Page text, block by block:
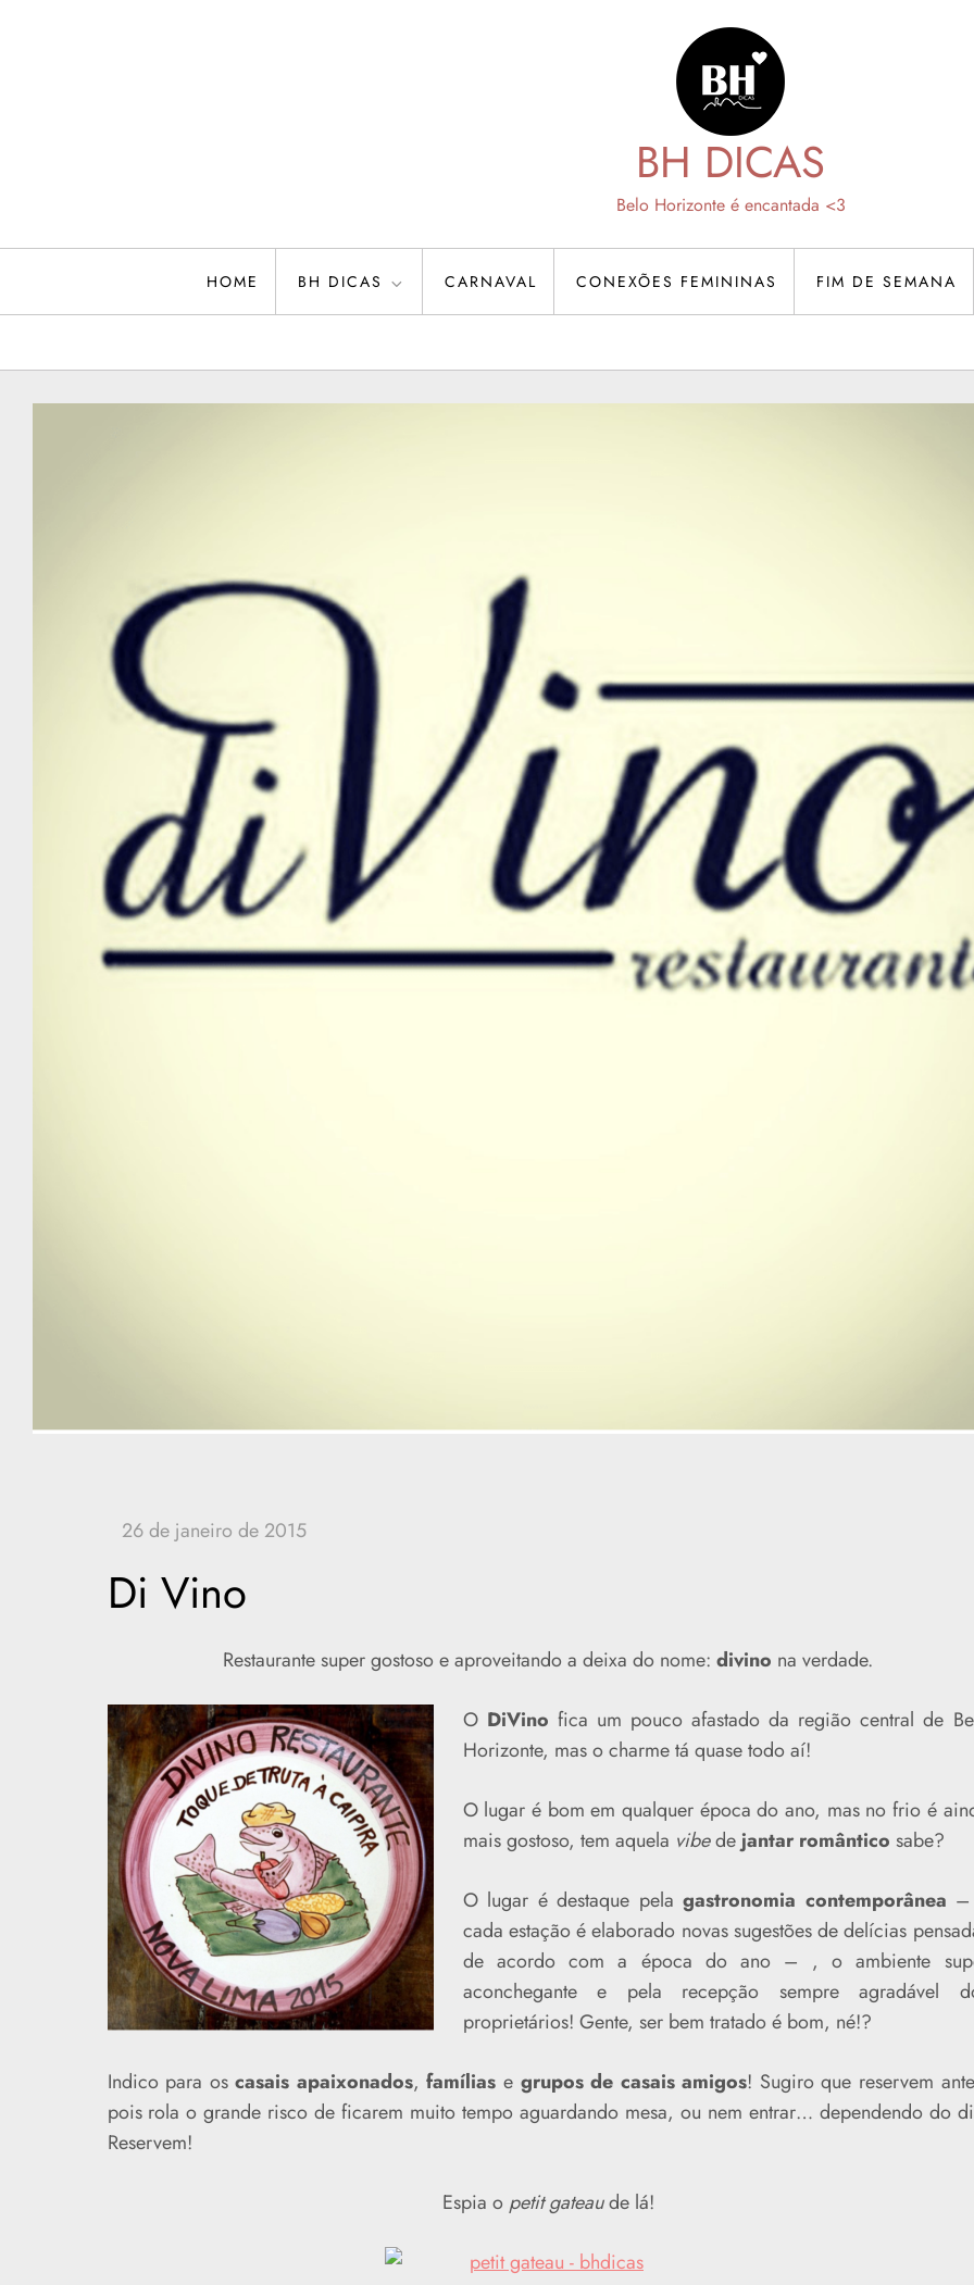
BH DICAS
Belo Horizonte é encantada <3
HOME BH DICAS CARNAVAL CONEXÕES FEMININAS FIM DE SEMANA
Di Vino
Restaurante super gostoso e aproveitando a deixa do nome: divino na verdade.
ODiVino fica um pouco afastado da região central de
Horizonte, mas o charme tá quase todo aí!
O lugar é bom em qualquer época do ano, mas no frio é
mais gostoso, tem aquela vibedejantar romântico sabe?
O lugar é destaque pela gastronomia contemporânea
cada estação é elaborado novas sugestões de delícias
de acordo com a época do ano – , o ambiente
aconchegante e pela recepção sempre agradável
proprietários! Gente, ser bem tratado é bom, né!?
Indico para oscasais apaixonados,famílias egrupos de casais amigos! Sugiro que reservem
pois rola o grande risco de ficarem muito tempo aguardando mesa, ou nem entrar… dependendo do
Reservem!
Espia opetit gateaude lá!